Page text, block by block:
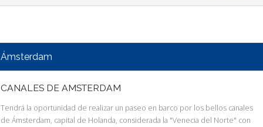
Ámsterdam
CANALES DE AMSTERDAM
Tendrá la oportunidad de realizar un paseo en barco por los bellos canales
de Ámsterdam, capital de Holanda, considerada la "Venecia del Norte" con